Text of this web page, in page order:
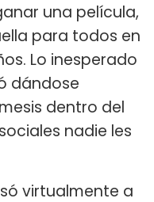
una película,
para todos en
Lo inesperado
dándose
dentro del
nadie les
virtualmente a